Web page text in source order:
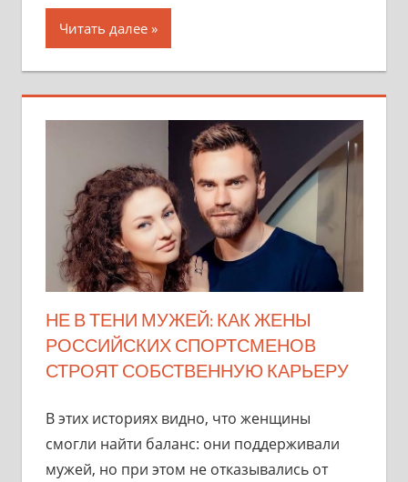
Читать далее
НЕ В ТЕНИ МУЖЕЙ: КАК ЖЕНЫ
РОССИЙСКИХ СПОРТСМЕНОВ
СТРОЯТ СОБСТВЕННУЮ КАРЬЕРУ
В этих историях видно, что женщины
смогли найти баланс: они поддерживали
мужей, но при этом не отказывались от